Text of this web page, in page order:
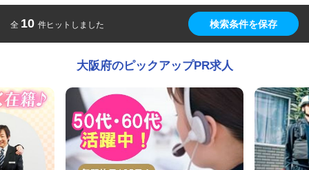
全 10 件ヒットしました 検索条件を保存
大阪府のピックアップPR求人